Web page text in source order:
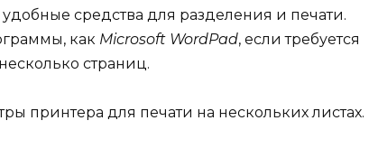
удобные средства для разделения и печати.
как Microsoft WordPad, если требуется
страниц.
принтера для печати на нескольких листах.